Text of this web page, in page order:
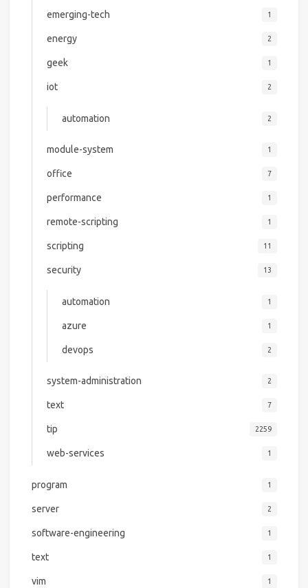
emerging-tech 1
energy 2
geek 1
iot 2
automation 2
module-system 1
office 7
performance 1
remote-scripting 1
scripting 11
security 13
automation 1
azure 1
devops 2
system-administration 2
text 7
tip 2259
web-services 1
program 1
server 2
software-engineering 1
text 1
vim 1